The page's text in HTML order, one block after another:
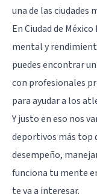
una de las ciudades
En Ciudad de
mental y
puedes encontrar
con profesionales
para ayudar a los
Y justo en eso nos
deportivos más top
desempeño,
funciona tu mente
te va a interesar.